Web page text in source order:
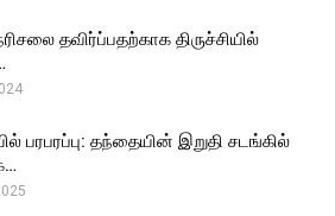
தவிர்ப்பதற்காக திருச்சியில்
பரபரப்பு: தந்தையின் இறுதி சடங்கில்